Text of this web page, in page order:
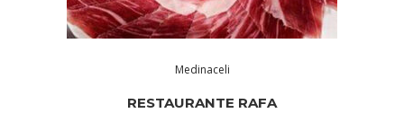
Medinaceli
RESTAURANTE RAFA